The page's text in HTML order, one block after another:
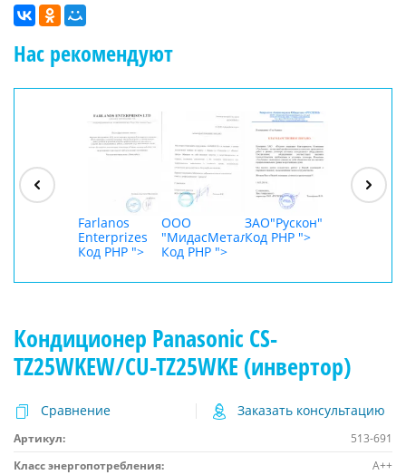
Нас рекомендуют
Farlanos
Enterprizes
Код PHP ">
ООО
"МидасМеталлАрт"
Код PHP ">
ЗАО"Рускон"
Код PHP ">
Кондиционер Panasonic CS-
TZ25WKEW/CU-TZ25WKE (инвертор)
Сравнение Заказать консультацию
Артикул:
513-691
Класс энергопотребления:
A++